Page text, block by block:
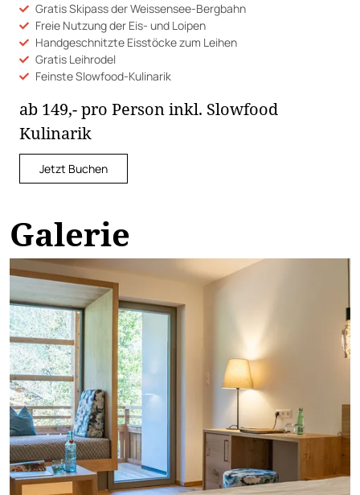
Gratis Skipass der Weissensee-Bergbahn
Freie Nutzung der Eis- und Loipen
Handgeschnitzte Eisstöcke zum Leihen
Gratis Leihrodel
Feinste Slowfood-Kulinarik
ab 149,- pro Person inkl. Slowfood
Kulinarik
Jetzt Buchen
Galerie